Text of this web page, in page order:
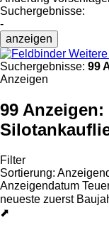
Suchergebnisse:
-
anzeigen
Suchergebnisse: 99
Anzeigen
99 Anzeigen:
Filter
Sortierung:
Anzeigendatum
neueste zuerst
⬈